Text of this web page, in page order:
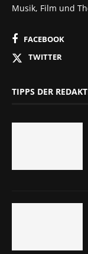
Musik, Film und
FACEBOOK
TWITTER
TIPPS DER